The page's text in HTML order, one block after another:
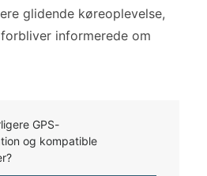
glidende køreoplevelse,
informerede om
GPS-
og kompatible